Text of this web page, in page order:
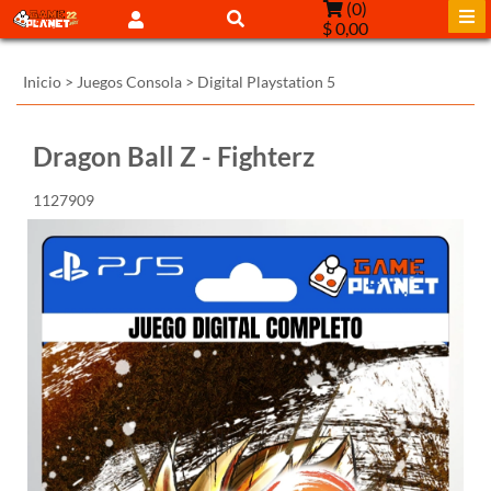
(0)
$ 0,00
Inicio > Juegos Consola > Digital Playstation 5
Dragon Ball Z - Fighterz
1127909